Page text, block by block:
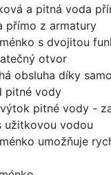
a pitná voda
přímo z armatury
s dvojitou
otvor
obsluha díky
pitné vody
pitné vody -
užitkovou vodou
umožňuje